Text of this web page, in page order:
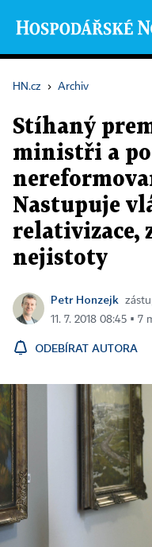
HN.cz › Archiv
Stíhaný
ministři a
Nastupuje
relativizace,
nejistoty
Petr Honzejk
11. 7. 2018 08:45 ▪ 7
ODEBÍRAT AUTORA